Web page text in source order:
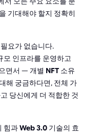
기대해야 할지 정확히
요가 없습니다.
모 인프라를 운영하고
면서 — 개별 NFT 소유
해 궁금하다면, 전체 가
당신에게 더 적합한 것
힘과Web 3.0 기술의 효